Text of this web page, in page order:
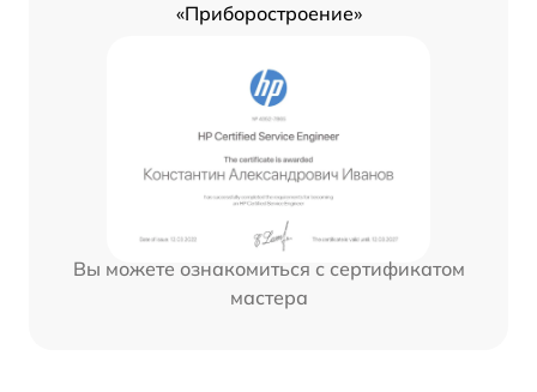
«Приборостроение»
Вы можете ознакомиться с сертификатом
мастера